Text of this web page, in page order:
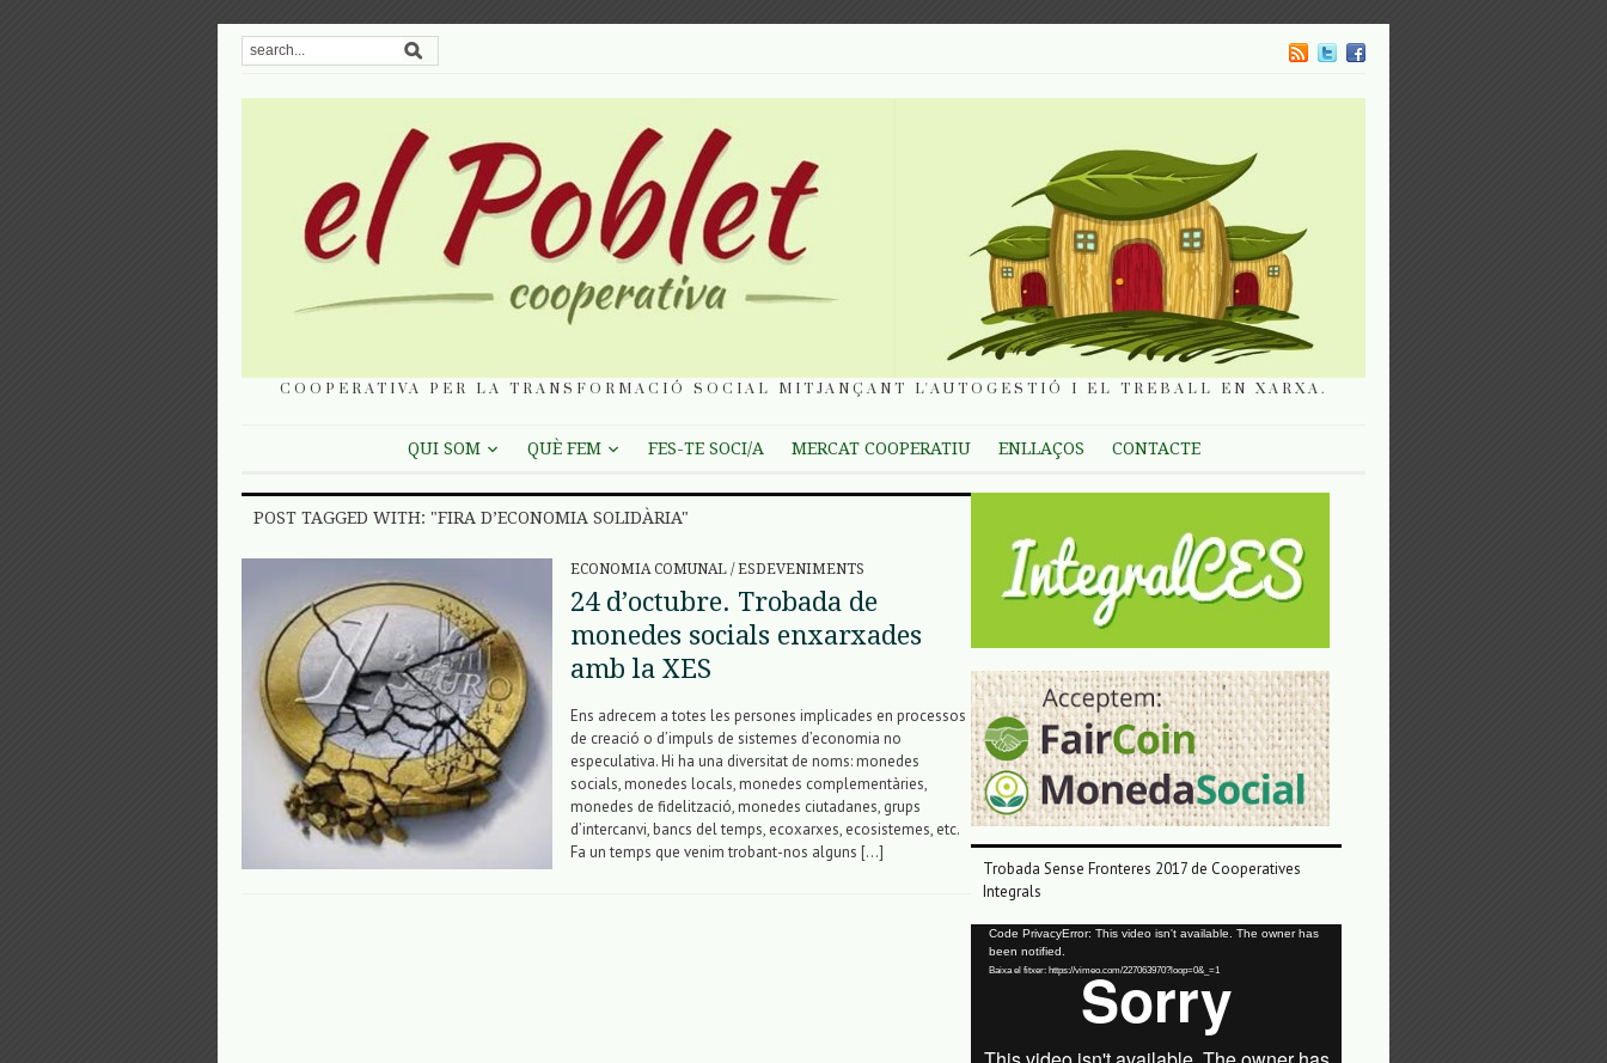
COOPERATIVA PER LA TRANSFORMACIÓ SOCIAL MITJANÇANT L'AUTOGESTIÓ I EL TREBALL EN XARXA.
QUI SOM QUÈ FEM FES-TE SOCI/A MERCAT COOPERATIU ENLLAÇOS CONTACTE
POST TAGGED WITH: "FIRA D’ECONOMIA SOLIDÀRIA"
ECONOMIA COMUNAL / ESDEVENIMENTS
24 d’octubre. Trobada de
monedes socials enxarxades
amb la XES
Ens adrecem a totes les persones implicades en processos
de creació o d’impuls de sistemes d’economia no
especulativa. Hi ha una diversitat de noms: monedes
socials, monedes locals, monedes complementàries,
monedes de fidelització, monedes ciutadanes, grups
d’intercanvi, bancs del temps, ecoxarxes, ecosistemes, etc.
Fa un temps que venim trobant-nos alguns […]
Trobada Sense Fronteres 2017 de Cooperatives
Integrals
Reproductor
vídeo
Code PrivacyError: This video isn't available. The owner has
been notified.
Baixa el fitxer: https://vimeo.com/227063970?loop=0&_=1